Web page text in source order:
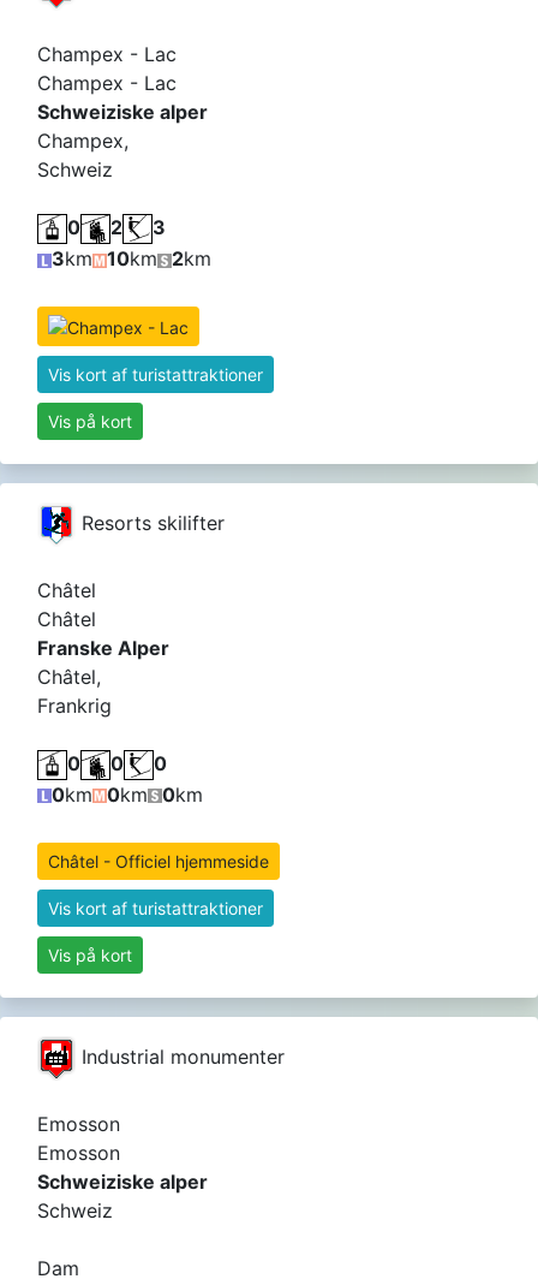
Champex - Lac
Champex - Lac
Schweiziske alper
Champex,
Schweiz
0 2
3
3km 10km 2km
Vis kort af turistattraktioner
Vis på kort
Resorts skilifter
Châtel
Châtel
Franske Alper
Châtel,
Frankrig
0 0
0
0km 0km 0km
Châtel - Officiel hjemmeside
Vis kort af turistattraktioner
Vis på kort
Industrial monumenter
Emosson
Emosson
Schweiziske alper
Schweiz
Dam